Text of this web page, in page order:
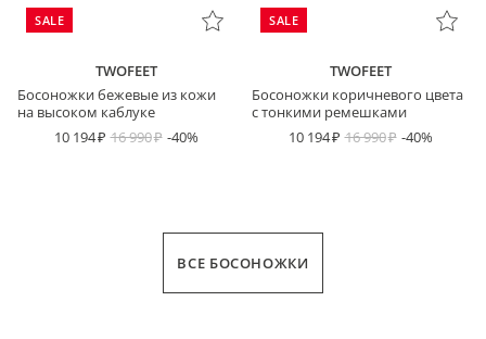
SALE
TWOFEET
Босоножки бежевые из кожи
на высоком каблуке
10 194
16 990 -40%
SALE
TWOFEET
Босоножки коричневого цвета
с тонкими ремешками
10 194
16 990 -40%
ВСЕ БОСОНОЖКИ